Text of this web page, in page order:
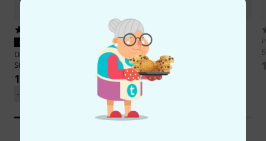
PASST GARANTIERT
Daddario
J81 Irish Bouzouki
Strings
10,90 €
-29%
Pyramid
671/8B
13,90 €